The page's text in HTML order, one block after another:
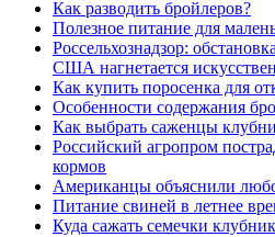
Как разводить бройлеров?
Полезное питание для
Россельхознадзор:
США нагнетается
Как купить поросенка для
Особенности содержания
Как выбрать саженцы
Российский агропром
кормов
Американцы объяснили
Питание свиней в летнее
Куда сажать семечки